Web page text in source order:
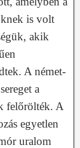
is volt
akik
A német-
a
felőrölték. A
egyetlen
uralom